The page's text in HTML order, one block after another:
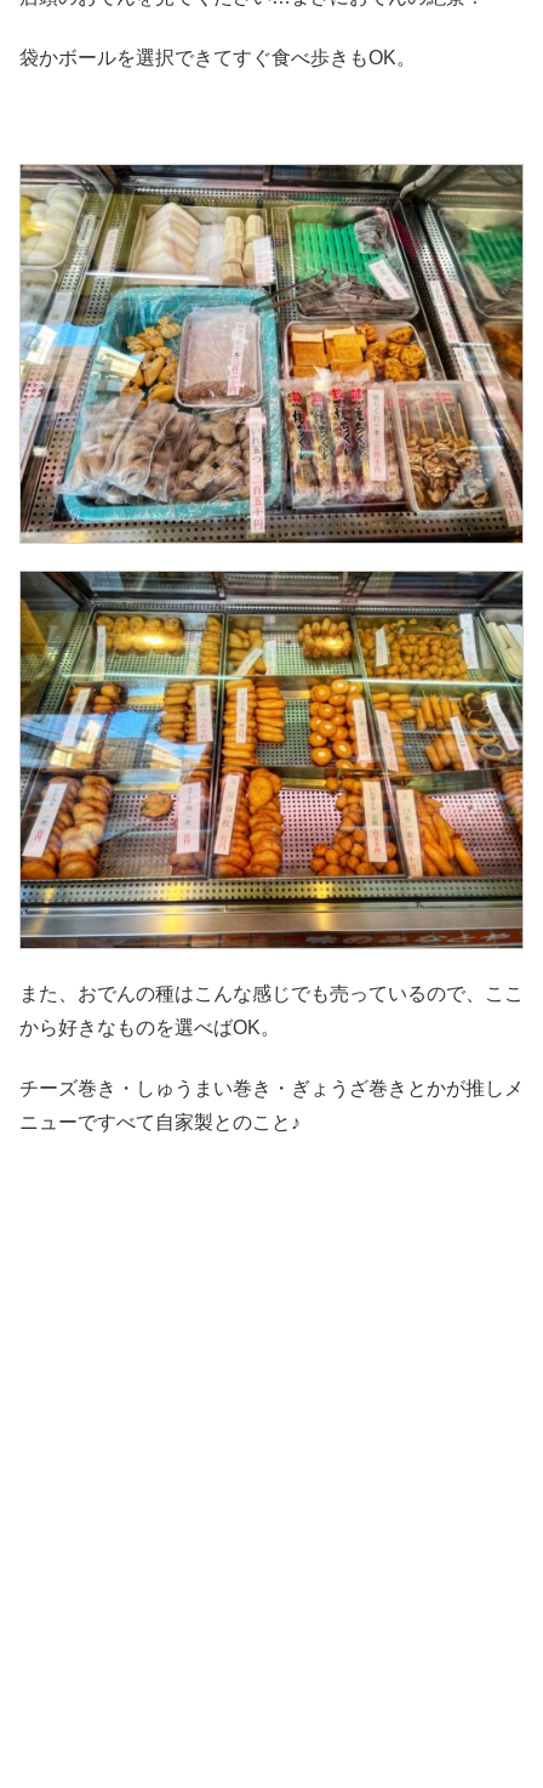
袋かボールを選択できてすぐ食べ歩きもOK。
また、おでんの種はこんな感じでも売っているので、ここ
から好きなものを選べばOK。
チーズ巻き・しゅうまい巻き・ぎょうざ巻きとかが推しメ
ニューですべて自家製とのこと♪